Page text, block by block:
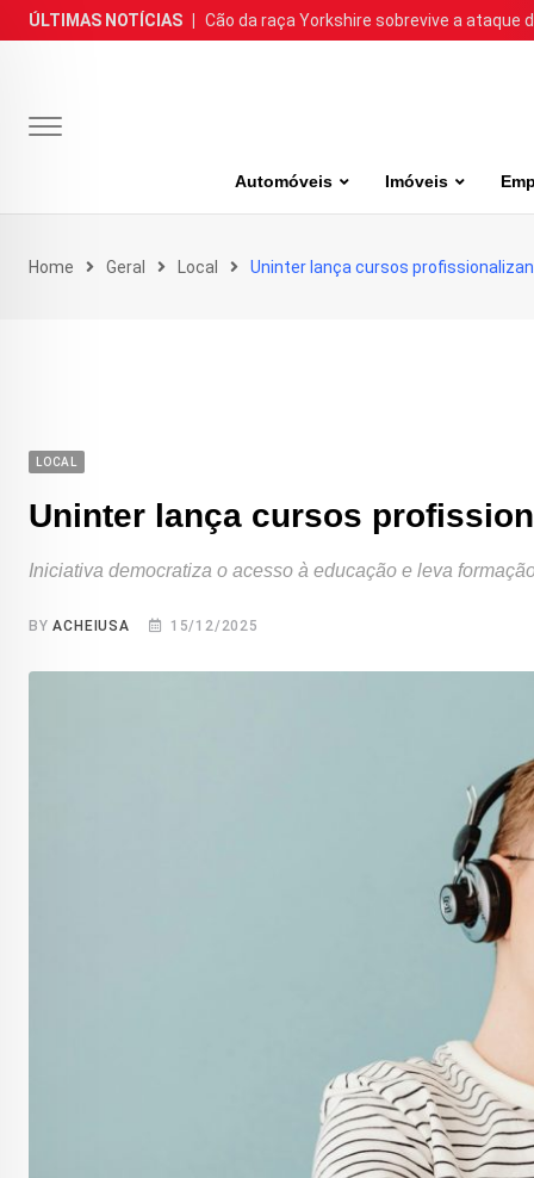
Skip
to
ÚLTIMAS NOTÍCIAS Cão da raça Yorkshire sobrevive a ataque
Automóveis Imóveis
Home Geral Local Uninter lança cursos
LOCAL
Uninter lança cursos
Iniciativa democratiza o acesso à educação e leva
BYACHEIUSA 15/12/2025